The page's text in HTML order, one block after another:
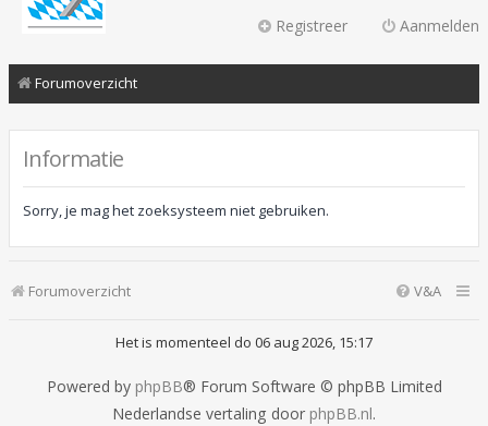
Aanmelden
Registreer
Forumoverzicht
Informatie
Sorry, je mag het zoeksysteem niet gebruiken.
Forumoverzicht V&A
Het is momenteel do 06 aug 2026, 15:17
Powered by phpBB® Forum Software © phpBB Limited
Nederlandse vertaling door phpBB.nl.